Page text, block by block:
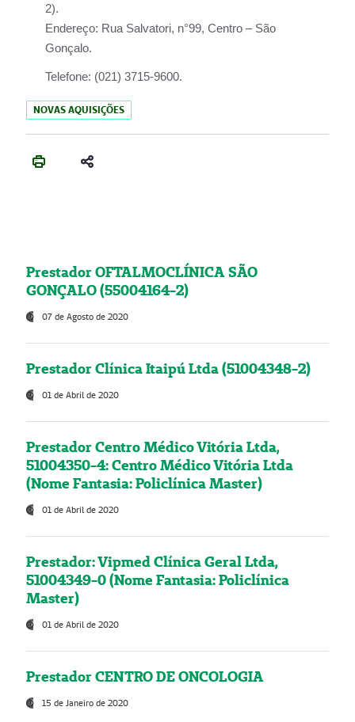
2).
Endereço: Rua Salvatori, n°99, Centro – São
Gonçalo.
Telefone: (021) 3715-9600.
NOVAS AQUISIÇÕES
Prestador OFTALMOCLÍNICA SÃO
GONÇALO (55004164-2)
07 de Agosto de 2020
Prestador Clínica Itaipú Ltda (51004348-2)
01 de Abril de 2020
Prestador Centro Médico Vitória Ltda,
51004350-4: Centro Médico Vitória Ltda
(Nome Fantasia: Policlínica Master)
01 de Abril de 2020
Prestador: Vipmed Clínica Geral Ltda,
51004349-0 (Nome Fantasia: Policlínica
Master)
01 de Abril de 2020
Prestador CENTRO DE ONCOLOGIA
15 de Janeiro de 2020